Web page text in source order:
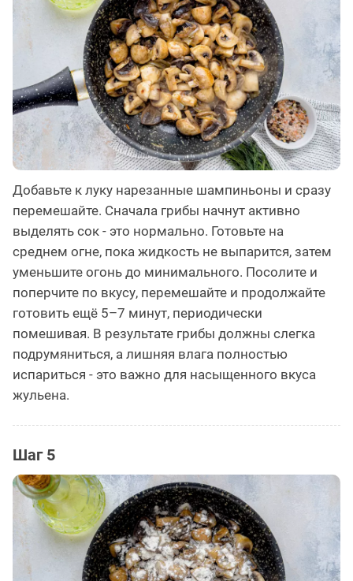
Добавьте к луку нарезанные шампиньоны и сразу
перемешайте. Сначала грибы начнут активно
выделять сок - это нормально. Готовьте на
среднем огне, пока жидкость не выпарится, затем
уменьшите огонь до минимального. Посолите и
поперчите по вкусу, перемешайте и продолжайте
готовить ещё 5–7 минут, периодически
помешивая. В результате грибы должны слегка
подрумяниться, а лишняя влага полностью
испариться - это важно для насыщенного вкуса
жульена.
Шаг 5